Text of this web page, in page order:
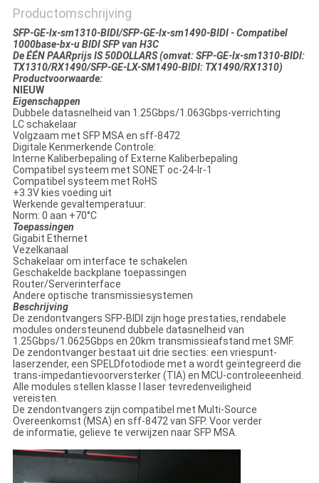
Productomschrijving
SFP-GE-lx-sm1310-BIDI/SFP-GE-lx-sm1490-BIDI - Compatibel
1000base-bx-u BIDI SFP van H3C
De ÉÉN PAARprijs IS 50DOLLARS (omvat: SFP-GE-lx-sm1310-BIDI:
TX1310/RX1490/SFP-GE-LX-SM1490-BIDI: TX1490/RX1310)
Productvoorwaarde:
NIEUW
Eigenschappen
Dubbele datasnelheid van 1.25Gbps/1.063Gbps-verrichting
LC schakelaar
Volgzaam met SFP MSA en sff-8472
Digitale Kenmerkende Controle:
Interne Kaliberbepaling of Externe Kaliberbepaling
Compatibel systeem met SONET oc-24-lr-1
Compatibel systeem met RoHS
+3.3V kies voeding uit
Werkende gevaltemperatuur:
Norm: 0 aan +70°C
Toepassingen
Gigabit Ethernet
Vezelkanaal
Schakelaar om interface te schakelen
Geschakelde backplane toepassingen
Router/Serverinterface
Andere optische transmissiesystemen
Beschrijving
De zendontvangers SFP-BIDI zijn hoge prestaties, rendabele
modules ondersteunend dubbele datasnelheid van
1.25Gbps/1.0625Gbps en 20km transmissieafstand met SMF.
De zendontvanger bestaat uit drie secties: een vriespunt-
laserzender, een SPELDfotodiode met a wordt geïntegreerd die
trans-impedantievoorversterker (TIA) en MCU-controleeenheid.
Alle modules stellen klasse I laser tevredenveiligheid
vereisten.
De zendontvangers zijn compatibel met Multi-Source
Overeenkomst (MSA) en sff-8472 van SFP. Voor verder
de informatie, gelieve te verwijzen naar SFP MSA.